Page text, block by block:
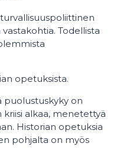
Todellista
opetuksista.
puolustuskyky on
kriisi alkaa, menetettyä
Historian opetuksia
pohjalta on myös